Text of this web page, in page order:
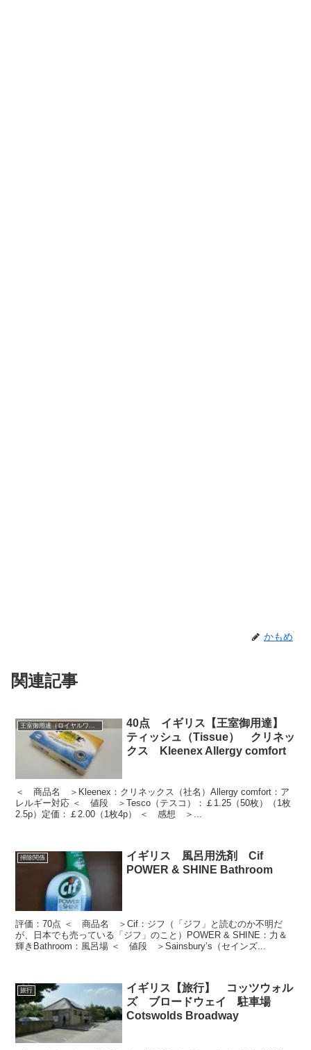
かもめ
関連記事
40点 イギリス【王室御用達】
ティッシュ（Tissue） クリネッ
クス Kleenex Allergy comfort
＜ 商品名 ＞Kleenex：クリネックス（社名）Allergy comfort：ア
レルギー対応 ＜ 値段 ＞Tesco（テスコ）：￡1.25（50枚）（1枚
2.5p）定価：￡2.00（1枚4p） ＜ 感想 ＞...
掃除関係
イギリス 風呂用洗剤 Cif
POWER & SHINE Bathroom
評価：70点 ＜ 商品名 ＞Cif：ジフ（「ジフ」と読むのか不明だ
が、日本でも売っている「ジフ」のこと）POWER & SHINE：力＆
輝きBathroom：風呂場 ＜ 値段 ＞Sainsbury’s（セインズ...
旅行
イギリス【旅行】 コッツウォル
ズ ブロードウェイ 駐車場
Cotswolds Broadway